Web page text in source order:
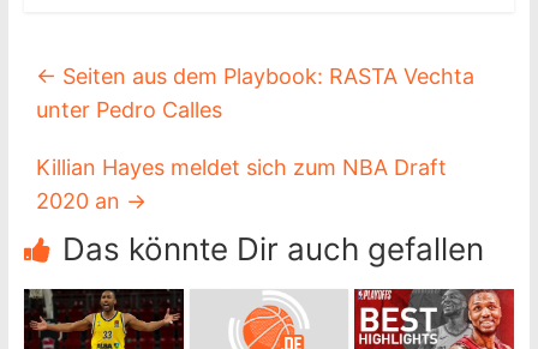
← Seiten aus dem Playbook: RASTA Vechta
unter Pedro Calles
Killian Hayes meldet sich zum NBA Draft
2020 an →
Das könnte Dir auch gefallen